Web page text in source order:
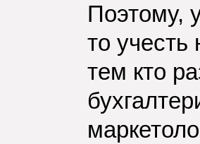
Поэтому,
то учесть
тем кто